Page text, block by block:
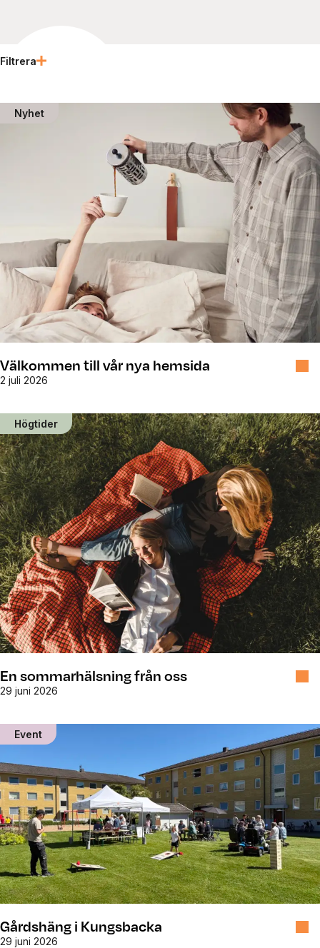
Filtrera
Senaste nyheterna
Nyhet
Välkommen till vår nya hemsida
2 juli 2026
Högtider
En sommarhälsning från oss
29 juni 2026
Event
Gårdshäng i Kungsbacka
29 juni 2026